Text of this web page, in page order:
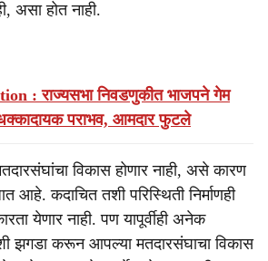
असा होत नाही.
: राज्यसभा निवडणुकीत भाजपने गेम
पराभव, आमदार फुटले
विकास होणार नाही, असे कारण
आहे. कदाचित तशी परिस्थिती निर्माणही
येणार नाही. पण यापूर्वीही अनेक
झगडा करून आपल्या मतदारसंघाचा विकास